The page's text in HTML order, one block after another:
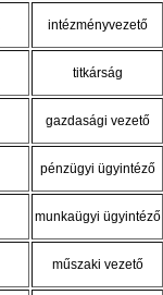
intézményvezető
titkárság
gazdasági vezető
pénzügyi ügyintéző
munkaügyi ügyintéző
műszaki vezető